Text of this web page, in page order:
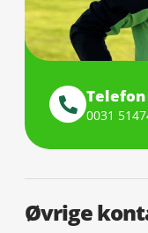
Telefon
0031
Øvrige